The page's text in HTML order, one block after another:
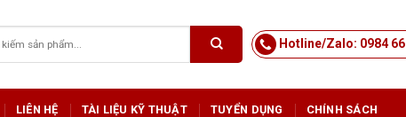
Hotline/Zalo: 0984
LIÊN HỆ TÀI LIỆU KỸ THUẬT TUYỂN DỤNG CHÍNH SÁCH